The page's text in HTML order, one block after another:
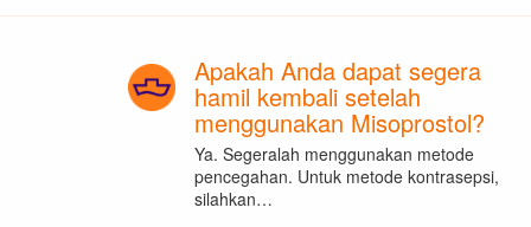
Apakah Anda dapat segera
hamil kembali setelah
menggunakan Misoprostol?
Ya. Segeralah menggunakan metode
pencegahan. Untuk metode kontrasepsi,
silahkan…